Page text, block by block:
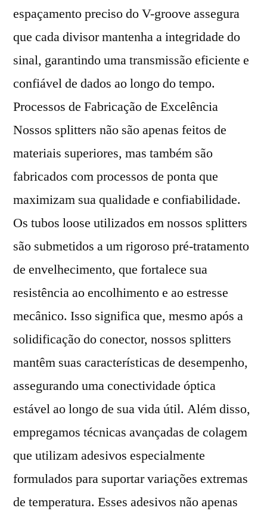
espaçamento preciso do V-groove assegura
que cada divisor mantenha a integridade do
sinal, garantindo uma transmissão eficiente e
confiável de dados ao longo do tempo.
Processos de Fabricação de Excelência
Nossos splitters não são apenas feitos de
materiais superiores, mas também são
fabricados com processos de ponta que
maximizam sua qualidade e confiabilidade.
Os tubos loose utilizados em nossos splitters
são submetidos a um rigoroso pré-tratamento
de envelhecimento, que fortalece sua
resistência ao encolhimento e ao estresse
mecânico. Isso significa que, mesmo após a
solidificação do conector, nossos splitters
mantêm suas características de desempenho,
assegurando uma conectividade óptica
estável ao longo de sua vida útil. Além disso,
empregamos técnicas avançadas de colagem
que utilizam adesivos especialmente
formulados para suportar variações extremas
de temperatura. Esses adesivos não apenas